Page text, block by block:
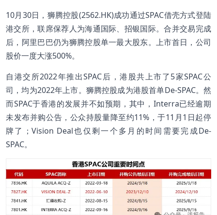
10月30日，狮腾控股(2562.HK)成功通过SPAC借壳方式登陆
港交所，联席保荐人为海通国际、招银国际。合并交易完成
后，阿里巴巴仍为狮腾控股单一最大股东。上市首日，公司
股价一度大涨500%。
自港交所2022年推出SPAC后，港股共上市了5家SPAC公
司，均为2022年上市。狮腾控股成为港股首单De-SPAC。然
而SPAC于香港的发展并不如预期，其中，Interra已经逾期
未发布并购公告，公众持股量降至约11%，于11月1日起停
牌了；Vision Deal也仅剩一个多月的时间需要完成De-
SPAC。